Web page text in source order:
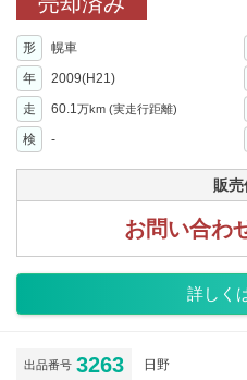
形 幌車
年
2009(H21)
走 60.1万km (実走行距離)
検
-
販
お問い合わ
詳しく
出品番号 3263 日野